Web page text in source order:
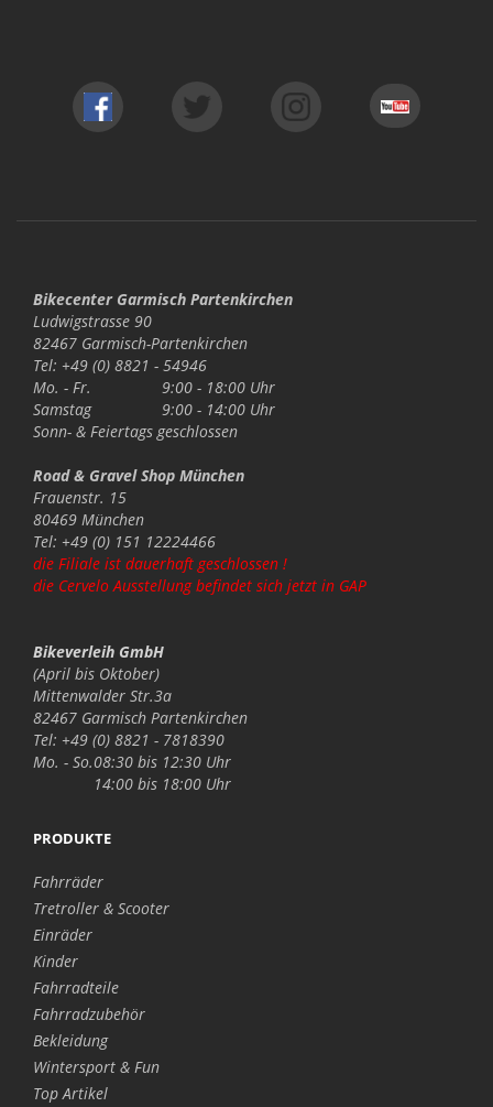
Bikecenter Garmisch Partenkirchen
Ludwigstrasse 90
82467 Garmisch-Partenkirchen
Tel: +49 (0) 8821 - 54946
Mo. - Fr.
9:00 - 18:00 Uhr
Samstag
9:00 - 14:00 Uhr
Sonn- & Feiertagsgeschlossen
Road & Gravel Shop München
Frauenstr. 15
80469 München
Tel: +49 (0) 151 12224466
die Filiale ist dauerhaft geschlossen !
die Cervelo Ausstellung befindet sich jetzt in GAP
Bikeverleih GmbH
(April bis Oktober)
Mittenwalder Str.3a
82467 Garmisch Partenkirchen
Tel: +49 (0) 8821 - 7818390
Mo. - So.08:30 bis 12:30 Uhr
14:00 bis 18:00 Uhr
PRODUKTE
Fahrräder
Tretroller & Scooter
Einräder
Kinder
Fahrradteile
Fahrradzubehör
Bekleidung
Wintersport & Fun
Top Artikel